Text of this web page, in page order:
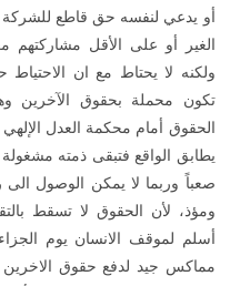
أو يدعي لنفسه حق قاطع للشركة
الغير أو على الأقل مشاركتهم
ولكنه لا يحتاط مع ان
تكون محملة بحقوق الآخرين
الحقوق أمام محكمة العدل
يطابق الواقع فتبقى ذمته
صعباً وربما لا يمكن الوصول
ومؤذ، لأن الحقوق لا تسقط
أسلم لموقف الانسان يوم
مماكس جيد لدفع حقوق الاخرين